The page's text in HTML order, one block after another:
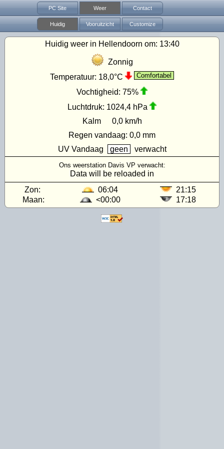
PC Site Weer Contact
Huidig Vooruitzicht Customize
Huidig weer in Hellendoorn om: 13:40
Zonnig
Temperatuur: 18,0°C Comfortabel
Vochtigheid: 75%
Luchtdruk: 1024,4 hPa
Kalm
0,0 km/h
Regen vandaag: 0,0 mm
UV Vandaag geen verwacht
Ons weerstation Davis VP verwacht:
Data will be reloaded in
Zon:
06:04
21:15
Maan:
<00:00 17:18